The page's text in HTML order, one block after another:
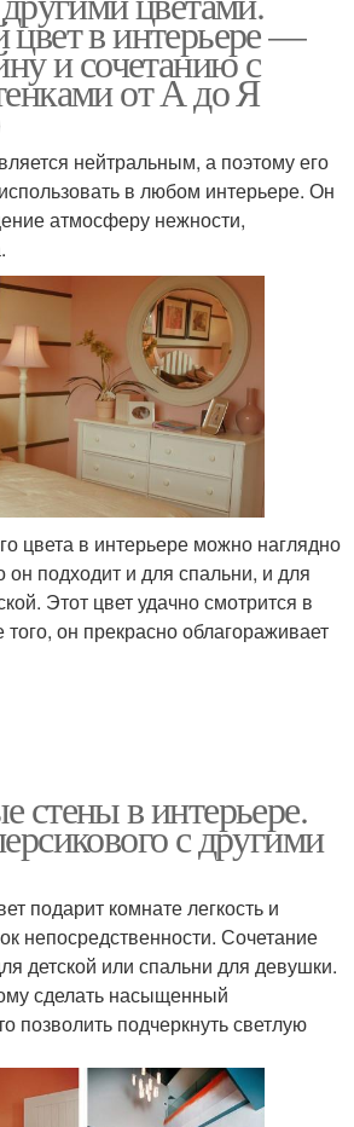
в интерьере —
и сочетанию с
от А до Я
нейтральным, а поэтому его
в любом интерьере. Он
атмосферу нежности,
цвета в интерьере можно наглядно
он подходит и для спальни, и для
Этот цвет удачно смотрится в
он прекрасно облагораживает
стены в интерьере.
с другими
подарит комнате легкость и
непосредственности. Сочетание
детской или спальни для девушки.
сделать насыщенный
позволить подчеркнуть светлую